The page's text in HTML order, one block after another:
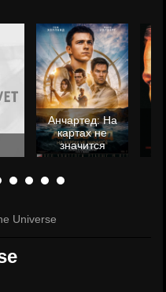
Анчартед: На
картах не
значится
Universe